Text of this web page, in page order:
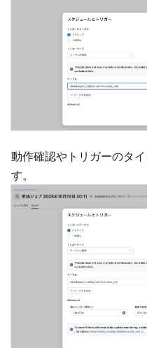
動作確認やトリガーのタ
す。